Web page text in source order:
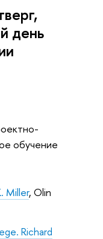
день
обучение
Miller, Olin
Richard